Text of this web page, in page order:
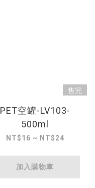
售完
PET空罐-LV103-
500ml
NT$16 ~ NT$24
加入購物車